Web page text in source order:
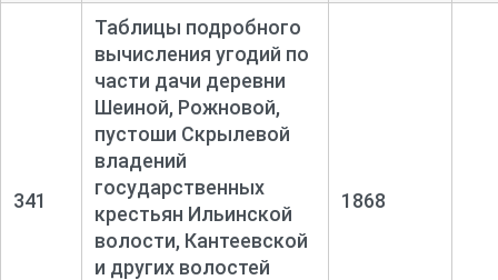
341
Таблицы подробного
вычисления угодий по
части дачи деревни
Шеиной, Рожновой,
пустоши Скрылевой
владений
государственных
крестьян Ильинской
волости, Кантеевской
и других волостей
1868